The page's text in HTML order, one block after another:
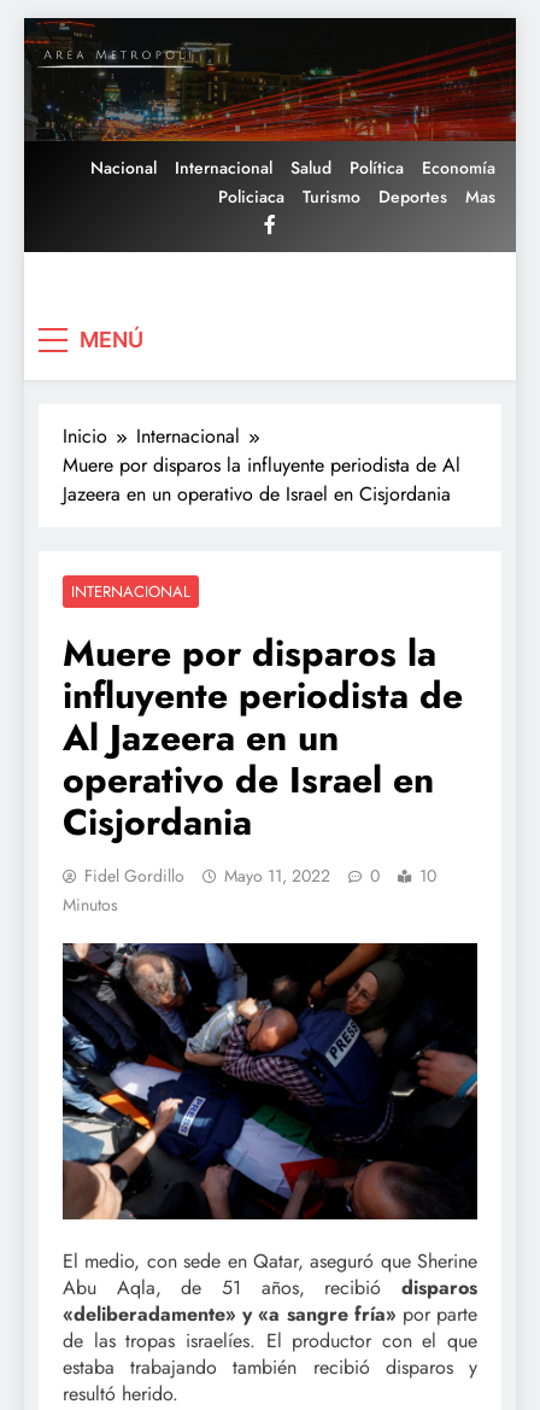
Saltar
al
contenido
Nacional Internacional Salud Política
Economía
Policiaca
Turismo Deportes Mas
MENÚ
Inicio
Internacional
Muere por disparos la influyente periodista de Al
Jazeera en un operativo de Israel en Cisjordania
INTERNACIONAL
Muere por disparos la
influyente periodista de
Al Jazeera en un
operativo de Israel en
Cisjordania
Fidel Gordillo Mayo 11, 2022 0
10
Minutos
El medio, con sede en Qatar, aseguró que Sherine
Abu Aqla, de 51 años, recibió disparos
«deliberadamente» y «a sangre fría» por parte
de las tropas israelíes. El productor con el que
estaba trabajando también recibió disparos y
resultó herido.